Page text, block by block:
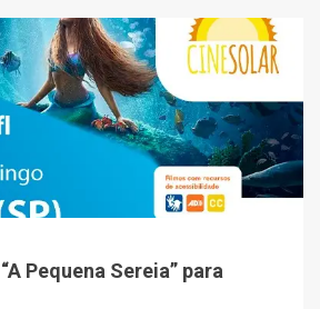
Pequena Sereia” para